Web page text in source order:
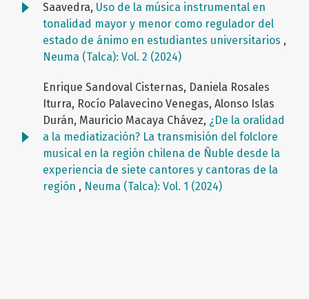
Saavedra, Uso de la música instrumental en
tonalidad mayor y menor como regulador del
estado de ánimo en estudiantes universitarios ,
Neuma (Talca): Vol. 2 (2024)
Enrique Sandoval Cisternas, Daniela Rosales
Iturra, Rocío Palavecino Venegas, Alonso Islas
Durán, Mauricio Macaya Chávez, ¿De la oralidad
a la mediatización? La transmisión del folclore
musical en la región chilena de Ñuble desde la
experiencia de siete cantores y cantoras de la
región , Neuma (Talca): Vol. 1 (2024)